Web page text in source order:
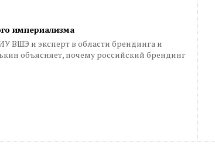
империализма
ВШЭ и эксперт в области брендинга и
объясняет, почему российский брендинг